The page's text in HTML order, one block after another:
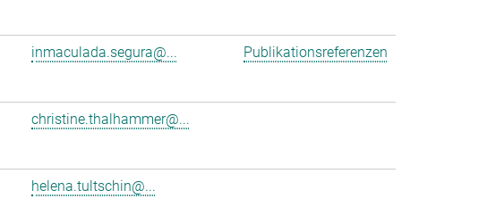
inmaculada.segura@... Publikationsreferenzen
christine.thalhammer@...
helena.tultschin@...